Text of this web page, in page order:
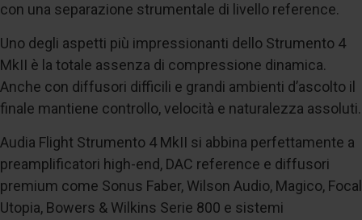
con una separazione strumentale di livello reference.
Uno degli aspetti più impressionanti dello Strumento 4
MkII è la totale assenza di compressione dinamica.
Anche con diffusori difficili e grandi ambienti d’ascolto il
finale mantiene controllo, velocità e naturalezza assoluti.
Audia Flight Strumento 4 MkII si abbina perfettamente a
preamplificatori high-end, DAC reference e diffusori
premium come Sonus Faber, Wilson Audio, Magico, Focal
Utopia, Bowers & Wilkins Serie 800 e sistemi